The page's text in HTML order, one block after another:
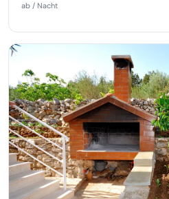
ab / Nacht